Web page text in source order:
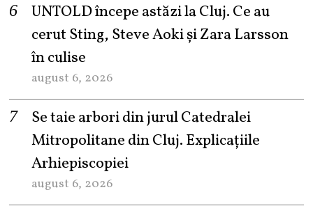
UNTOLD începe astăzi la Cluj. Ce au
cerut Sting, Steve Aoki și Zara Larsson
în culise
august 6, 2026
Se taie arbori din jurul Catedralei
Mitropolitane din Cluj. Explicațiile
Arhiepiscopiei
august 6, 2026